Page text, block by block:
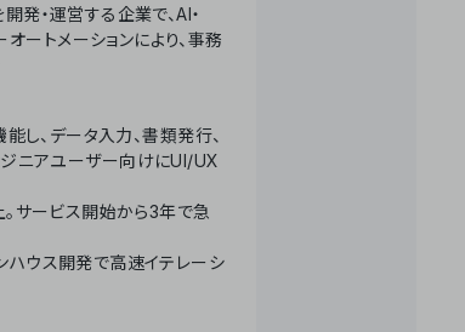
発・運営する企業で、AI・
ートメーションにより、事務
し、データ入力、書類発行、
ジニアユーザー向けにUI/UX
サービス開始から3年で急
ハウス開発で高速イテレーシ